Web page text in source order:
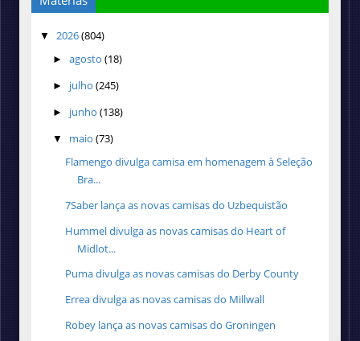
▼ 2026(804)
► agosto (18)
► julho (245)
► junho (138)
▼ maio (73)
Flamengo divulga camisa em homenagem à Seleção
Bra...
7Saber lança as novas camisas do Uzbequistão
Hummel divulga as novas camisas do Heart of
Midlot...
Puma divulga as novas camisas do Derby County
Errea divulga as novas camisas do Millwall
Robey lança as novas camisas do Groningen